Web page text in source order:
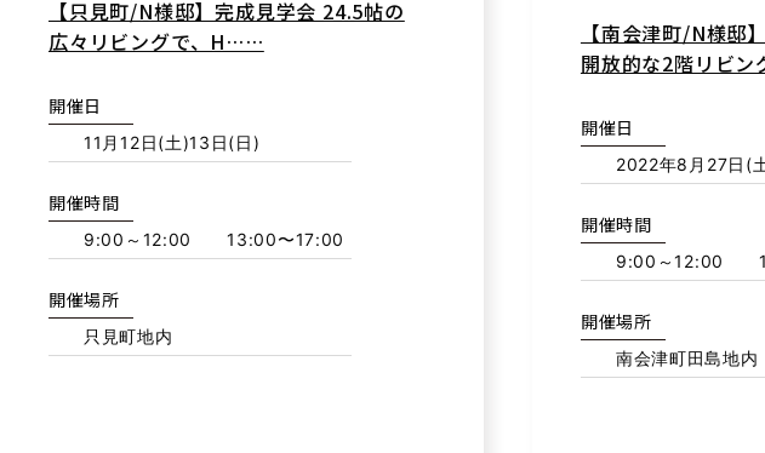
【只見町/N様邸】完成見学会 24.5帖の
広々リビングで、H……
開催日
11月12日(土)13日(日)
開催時間
9:00～12:00 13:00〜17:00
開催場所
只見町地内
【南会津町/N様邸
開放的な2階リビ
開催日
2022年8月27日(
開催時間
9:00～12:00
開催場所
南会津町田島地内